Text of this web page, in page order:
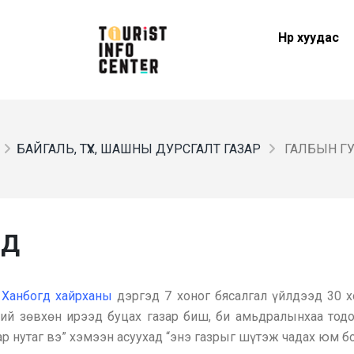
Нүүр хуудас
БАЙГАЛЬ, ТҮҮХ, ШАШНЫ ДУРСГАЛТ ГАЗАР ГАЛБЫН
Ханбогд хайрханы дэргэд 7 хоног бясалгал үйлдээд 30
зөвхөн ирээд буцах газар биш, би амьдралынхаа
нутаг вэ” хэмээн асуухад “энэ газрыг шүтэж чадах